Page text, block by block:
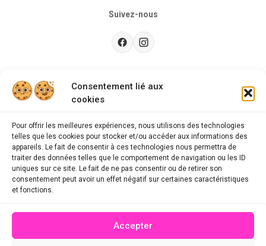
Consentement lié aux
cookies
Pour offrir les meilleures expériences, nous utilisons des technologies
telles que les cookies pour stocker et/ou accéder aux informations des
appareils. Le fait de consentir à ces technologies nous permettra de
traiter des données telles que le comportement de navigation ou les ID
uniques sur ce site. Le fait de ne pas consentir ou de retirer son
consentement peut avoir un effet négatif sur certaines caractéristiques
et fonctions.
Accepter
Suivez-nous
FAQ
Mentions légales
Politique de confidentialité
Contact